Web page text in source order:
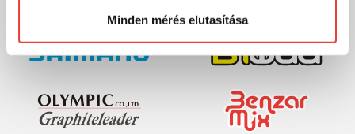
Minden mérés elutasítása